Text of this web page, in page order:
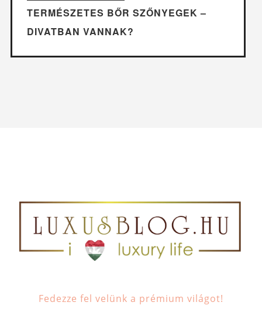
TERMÉSZETES BŐR SZŐNYEGEK –
DIVATBAN VANNAK?
Fedezze fel velünk a prémium világot!